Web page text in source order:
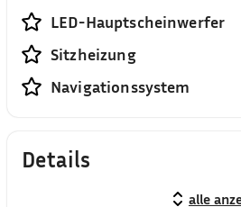
LED-Hauptscheinwerfer
Sitzheizung
Navigationssystem
Details
alle